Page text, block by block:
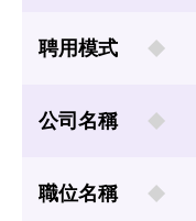
聘用模式
公司名稱
職位名稱